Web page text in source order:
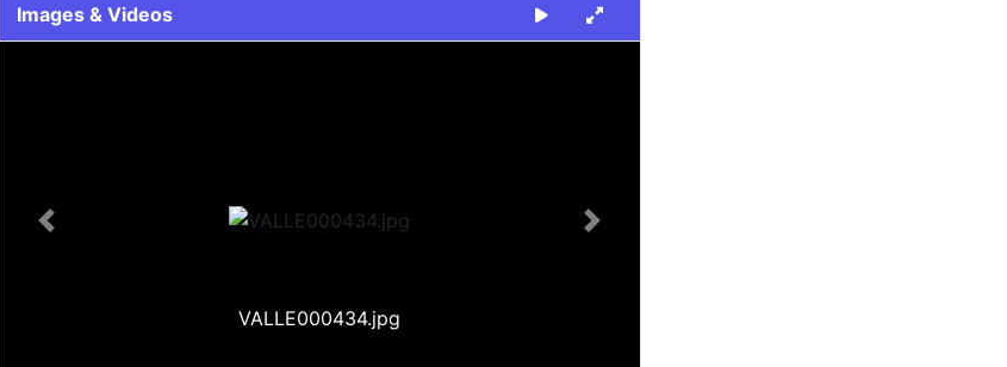
Images & Videos
VALLE000434.jpg
Previous Next